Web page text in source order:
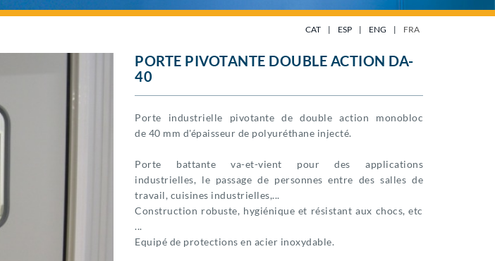
CAT | ESP | ENG | FRA
PORTE PIVOTANTE DOUBLE ACTION DA-
40
Porte industrielle pivotante de double action monobloc
de 40 mm d'épaisseur de polyuréthane injecté.
Porte battante va-et-vient pour des applications
industrielles, le passage de personnes entre des salles de
travail, cuisines industrielles,...
Construction robuste, hygiénique et résistant aux chocs, etc
...
Equipé de protections en acier inoxydable.